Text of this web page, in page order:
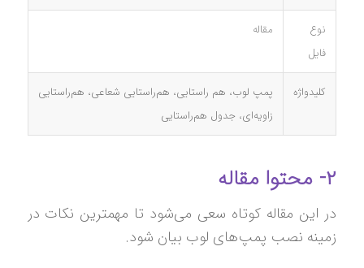
نوع
فایل
مقاله
کلیدواژه
پمپ لوب، هم راستایی، هم‌راستایی شعاعی، هم‌راستایی
زاویه‌ای، جدول هم‌راستایی
۲- محتوا مقاله
در این مقاله کوتاه سعی می‌شود تا مهمترین نکات در
زمینه نصب پمپ‌‌های لوب بیان شود.